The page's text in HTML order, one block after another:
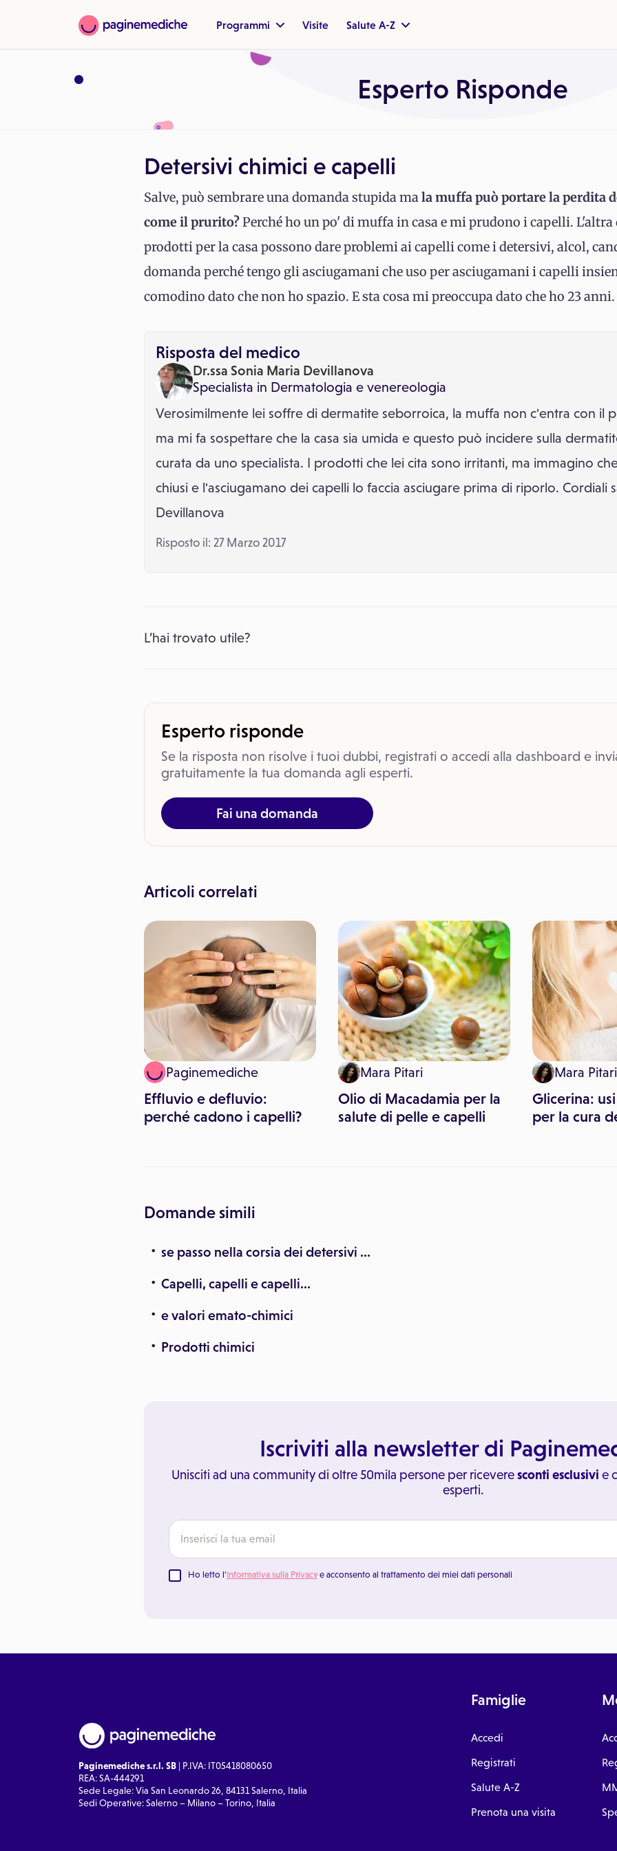
Programmi Visite Salute A-Z
Esperto Risponde
Detersivi chimici e capelli
Salve, può sembrare una domanda stupida mala muffa può portare la perdita
come il prurito?Perché ho un po' di muffa in casa e mi prudono i capelli. L'altra
prodotti per la casa possono dare problemi ai capelli come i detersivi, alcol,
domanda perché tengo gli asciugamani che uso per asciugamani i capelli
comodino dato che non ho spazio. E sta cosa mi preoccupa dato che ho 23
Risposta del medico
Dr.ssa Sonia Maria Devillanova
Specialista in Dermatologia e venereologia
Verosimilmente lei soffre di dermatite seborroica, la muffa non c'entra con il
ma mi fa sospettare che la casa sia umida e questo può incidere sulla
curata da uno specialista. I prodotti che lei cita sono irritanti, ma immagino
chiusi e l'asciugamano dei capelli lo faccia asciugare prima di riporlo. Cordiali
Devillanova
Risposto il: 27 Marzo 2017
L’hai trovato utile?
Esperto risponde
Se la risposta non risolve i tuoi dubbi, registrati o accedi alla dashboard e
gratuitamente la tua domanda agli esperti.
Fai una domanda
Articoli correlati
Paginemediche
Effluvio e defluvio:
perché cadono i capelli?
Mara Pitari
Olio di Macadamia per la
salute di pelle e capelli
Mara Pitari
Glicerina:
per la cura
Domande simili
se passo nella corsia dei detersivi ...
Capelli, capelli e capelli...
e valori emato-chimici
Prodotti chimici
Iscriviti alla newsletter di
Unisciti ad una community di oltre 50mila persone per riceveresconti esclusivi e
esperti.
Ho letto l'Informativa sulla Privacy e acconsento al trattamento dei miei dati personali
Paginemediche s.r.l. SB | P.IVA: IT05418080650
REA: SA-444291
Sede Legale: Via San Leonardo 26, 84131 Salerno, Italia
Sedi Operative: Salerno – Milano – Torino, Italia
Famiglie
Accedi
Registrati
Salute A-Z
Prenota una visita